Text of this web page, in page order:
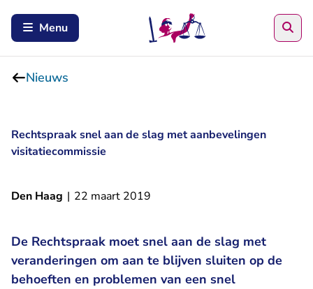
Menu
Nieuws
Rechtspraak snel aan de slag met aanbevelingen
visitatiecommissie
Den Haag | 22 maart 2019
De Rechtspraak moet snel aan de slag met
veranderingen om aan te blijven sluiten op de
behoeften en problemen van een snel